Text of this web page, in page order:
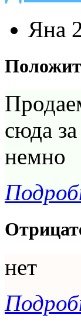
Яна
сюда
немно
нет